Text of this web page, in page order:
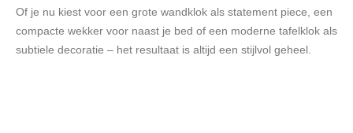
Of je nu kiest voor een grote wandklok als statement piece, een
compacte wekker voor naast je bed of een moderne tafelklok als
subtiele decoratie – het resultaat is altijd een stijlvol geheel.